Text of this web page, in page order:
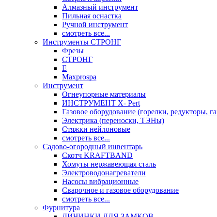
Алмазный инструмент
Пильная оснастка
Ручной инструмент
смотреть все...
Инструменты СТРОНГ
Фрезы
СТРОНГ
Е
Maxprospa
Инструмент
Огнеупорные материалы
ИНСТРУМЕНТ X- Pert
Газовое оборудование (горелки, редукторы,
Электрика (переноски, ТЭНы)
Стяжки нейлоновые
смотреть все...
Садово-огородный инвентарь
Скотч KRAFTBAND
Хомуты нержавеющая сталь
Электроводонагреватели
Насосы вибрационные
Сварочное и газовое оборудование
смотреть все...
Фурнитура